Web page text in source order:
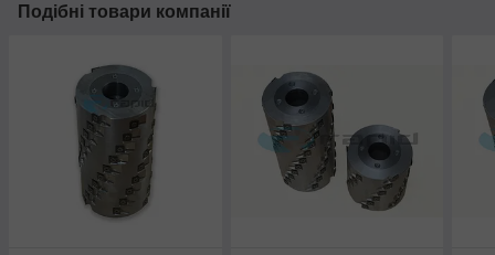
Подібні товари компанії